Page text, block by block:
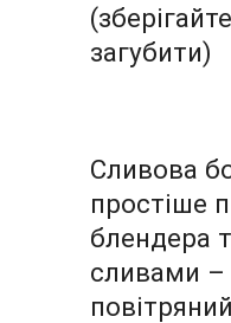
загубити)
Сливова
простіше
блендера
сливами